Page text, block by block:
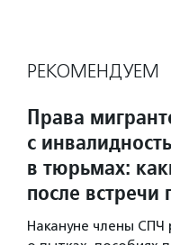
РЕКОМЕНДУЕМ
Права
с
в тюрьмах:
после
Накануне члены СПЧ